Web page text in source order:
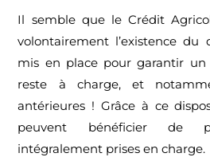
Il semble que le Crédit
volontairement l’existence du
mis en place pour garantir un
reste à charge, et
antérieures ! Grâce à ce
peuvent bénéficier de
intégralement prises en charge.